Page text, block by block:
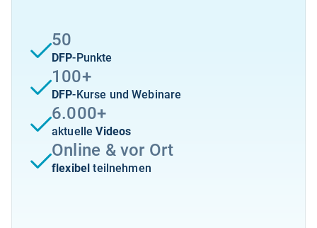
50
DFP-Punkte
100+
DFP-Kurse und Webinare
6.000+
aktuelleVideos
Online & vor Ort
flexibel teilnehmen